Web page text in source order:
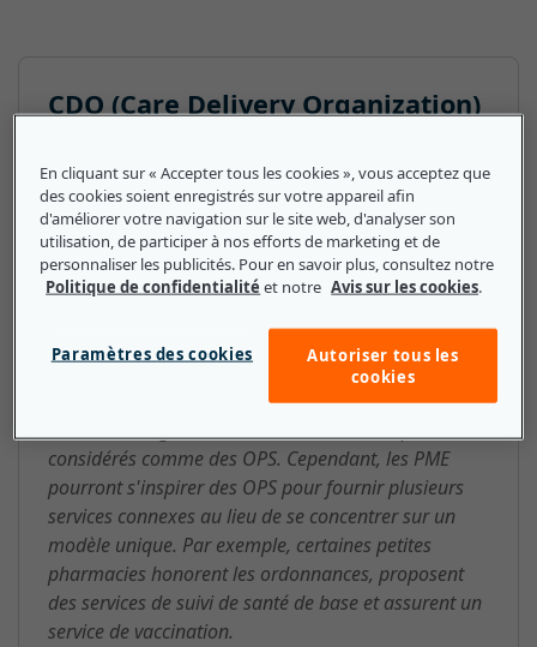
CDO (Care Delivery Organization)
entreprises doivent savoir
Les OPS se répartissent en deux grandes catégories.
On trouve dans un premier temps les grands
groupes de médecins, qui intègrent souvent les
physiques et mentales et les établissements
hospitaliers. À cela s'ajoutent des cabinets médicaux
plus petits, qui ne disposent généralement pas des
considérés comme des OPS. Cependant, les PME
pourront s'inspirer des OPS pour fournir plusieurs
services connexes au lieu de se concentrer sur un
modèle unique. Par exemple, certaines petites
pharmacies honorent les ordonnances, proposent
des services de suivi de santé de base et assurent un
service de vaccination.
En cliquant sur « Accepter tous les cookies », vous acceptez que
des cookies soient enregistrés sur votre appareil afin
d'améliorer votre navigation sur le site web, d'analyser son
utilisation, de participer à nos efforts de marketing et de
personnaliser les publicités. Pour en savoir plus, consultez notre
Politique de confidentialité et notre Avis sur les cookies.
Autoriser tous les
cookies
Paramètres des cookies